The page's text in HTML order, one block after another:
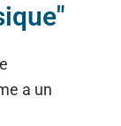
a un